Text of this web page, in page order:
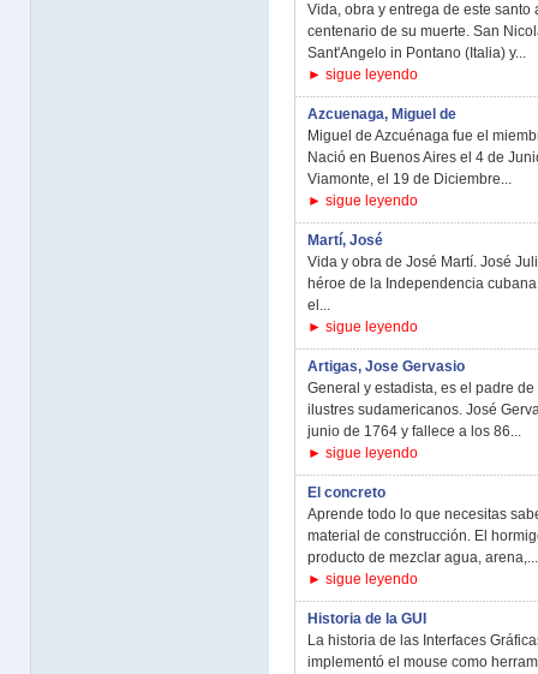
Vida, obra y entrega de este
centenario de su muerte. San
Sant'Angelo in Pontano (Italia) y...
► sigue leyendo
Azcuenaga, Miguel de
Miguel de Azcuénaga fue el
Nació en Buenos Aires el 4 de
Viamonte, el 19 de Diciembre...
► sigue leyendo
Martí, José
Vida y obra de José Martí. José
héroe de la Independencia
el...
► sigue leyendo
Artigas, Jose Gervasio
General y estadista, es el padre
ilustres sudamericanos. José
junio de 1764 y fallece a los 86...
► sigue leyendo
El concreto
Aprende todo lo que necesitas
material de construcción. El
producto de mezclar agua, arena,...
► sigue leyendo
Historia de la GUI
La historia de las Interfaces
implementó el mouse como